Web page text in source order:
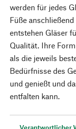
werden für jedes
Füße
entstehen Gläser
Qualität. Ihre
als die jeweils
Bedürfnisse des
und genießt und
entfalten kann.
Verantwortlicher